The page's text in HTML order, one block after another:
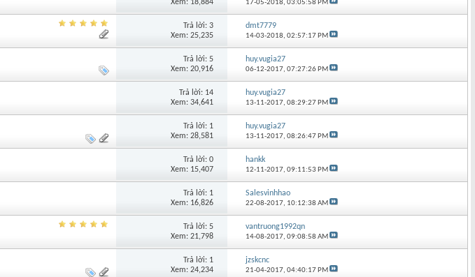
Xem: 18,884 17-05-2018,03:05:58 PM
Trả lời: 3
Xem: 25,235
dmt7779
14-03-2018,02:57:17 PM
Trả lời: 5
Xem: 20,916
huy.vugia27
06-12-2017,07:27:26 PM
Trả lời: 14
Xem: 34,641
huy.vugia27
13-11-2017,08:29:27 PM
Trả lời: 1
Xem: 28,581
huy.vugia27
13-11-2017,08:26:47 PM
Trả lời: 0
Xem: 15,407
hankk
12-11-2017,09:11:53 PM
Trả lời: 1
Xem: 16,826
Salesvinhhao
22-08-2017, 10:12:38 AM
Trả lời: 5
Xem: 21,798
vantruong1992qn
14-08-2017,09:08:58 AM
Trả lời: 1
Xem: 24,234
jzskcnc
21-04-2017,04:40:17 PM